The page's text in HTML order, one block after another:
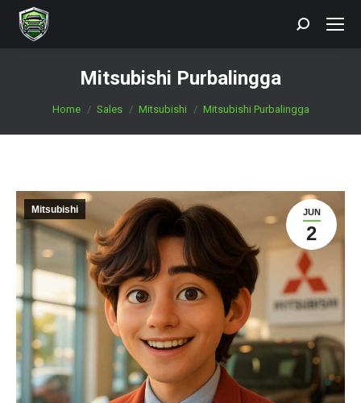
Search:
Mitsubishi Purbalingga
You are here:
Home Sales Mitsubishi Mitsubishi Purbalingga
JUN
2
Mitsubishi